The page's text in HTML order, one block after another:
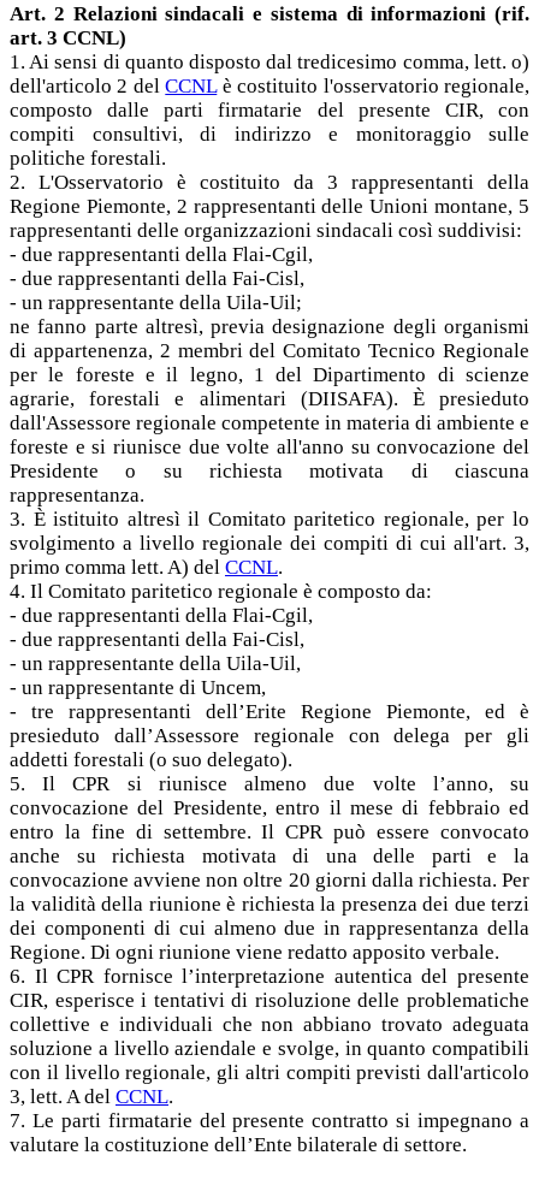
Art. 2 Relazioni sindacali e sistema di informazioni (rif.
art. 3 CCNL)
1. Ai sensi di quanto disposto dal tredicesimo comma, lett. o)
dell'articolo 2 delCCNLè costituito l'osservatorio regionale,
composto dalle parti firmatarie del presente CIR, con
compiti consultivi, di indirizzo e monitoraggio sulle
politiche forestali.
2. L'Osservatorio è costituito da 3 rappresentanti della
Regione Piemonte, 2 rappresentanti delle Unioni montane, 5
rappresentanti delle organizzazioni sindacali così suddivisi:
- due rappresentanti della Flai-Cgil,
- due rappresentanti della Fai-Cisl,
- un rappresentante della Uila-Uil;
ne fanno parte altresì, previa designazione degli organismi
di appartenenza, 2 membri del Comitato Tecnico Regionale
per le foreste e il legno, 1 del Dipartimento di scienze
agrarie, forestali e alimentari (DIISAFA). È presieduto
dall'Assessore regionale competente in materia di ambiente e
foreste e si riunisce due volte all'anno su convocazione del
Presidente o su richiesta motivata di ciascuna
rappresentanza.
3. È istituito altresì il Comitato paritetico regionale, per lo
svolgimento a livello regionale dei compiti di cui all'art. 3,
primo comma lett. A) del CCNL.
4. Il Comitato paritetico regionale è composto da:
- due rappresentanti della Flai-Cgil,
- due rappresentanti della Fai-Cisl,
- un rappresentante della Uila-Uil,
- un rappresentante di Uncem,
- tre rappresentanti dell’Erite Regione Piemonte, ed è
presieduto dall’Assessore regionale con delega per gli
addetti forestali (o suo delegato).
5. Il CPR si riunisce almeno due volte l’anno, su
convocazione del Presidente, entro il mese di febbraio ed
entro la fine di settembre. Il CPR può essere convocato
anche su richiesta motivata di una delle parti e la
convocazione avviene non oltre 20 giorni dalla richiesta. Per
la validità della riunione è richiesta la presenza dei due terzi
dei componenti di cui almeno due in rappresentanza della
Regione. Di ogni riunione viene redatto apposito verbale.
6. Il CPR fornisce l’interpretazione autentica del presente
CIR, esperisce i tentativi di risoluzione delle problematiche
collettive e individuali che non abbiano trovato adeguata
soluzione a livello aziendale e svolge, in quanto compatibili
con il livello regionale, gli altri compiti previsti dall'articolo
3, lett. A del CCNL.
7. Le parti firmatarie del presente contratto si impegnano a
valutare la costituzione dell’Ente bilaterale di settore.